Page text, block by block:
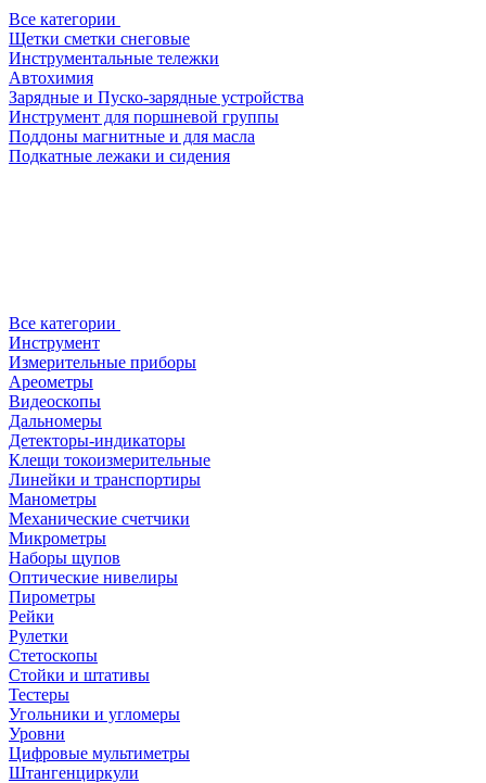
Все категории
Щетки сметки снеговые
Инструментальные тележки
Автохимия
Зарядные и Пуско-зарядные устройства
Инструмент для поршневой группы
Поддоны магнитные и для масла
Подкатные лежаки и сидения
Все категории
Инструмент
Измерительные приборы
Ареометры
Видеоскопы
Дальномеры
Детекторы-индикаторы
Клещи токоизмерительные
Линейки и транспортиры
Манометры
Механические счетчики
Микрометры
Наборы щупов
Оптические нивелиры
Пирометры
Рейки
Рулетки
Стетоскопы
Стойки и штативы
Тестеры
Угольники и угломеры
Уровни
Цифровые мультиметры
Штангенциркули